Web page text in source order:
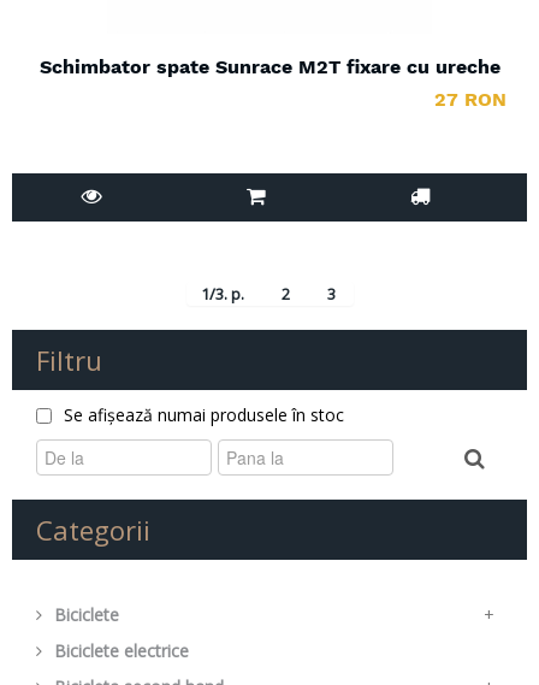
Filtru
Se afișează numai produsele în stoc
Categorii
Biciclete
+
Mountain Bike
Biciclete electrice
Schimbator spate Sunrace M2T fixare cu ureche
27 RON
1/3. p. 2 3